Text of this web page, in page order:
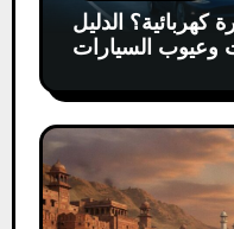
الدليل
وعيوب السيارات